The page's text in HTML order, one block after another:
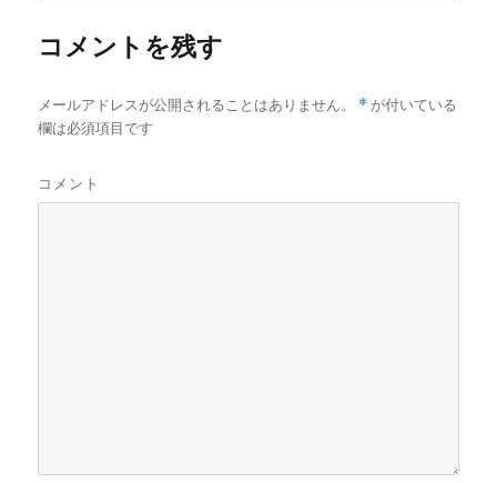
コメントを残す
メールアドレスが公開されることはありません。 * が付いている
欄は必須項目です
コメント